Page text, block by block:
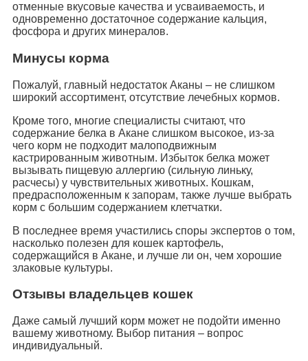
отменные вкусовые качества и усваиваемость, и
одновременно достаточное содержание кальция,
фосфора и других минералов.
Минусы корма
Пожалуй, главный недостаток Аканы – не слишком
широкий ассортимент, отсутствие лечебных кормов.
Кроме того, многие специалисты считают, что
содержание белка в Акане слишком высокое, из-за
чего корм не подходит малоподвижным
кастрированным животным. Избыток белка может
вызывать пищевую аллергию (сильную линьку,
расчесы) у чувствительных животных. Кошкам,
предрасположенным к запорам, также лучше выбрать
корм с большим содержанием клетчатки.
В последнее время участились споры экспертов о том,
насколько полезен для кошек картофель,
содержащийся в Акане, и лучше ли он, чем хорошие
злаковые культуры.
Отзывы владельцев кошек
Даже самый лучший корм может не подойти именно
вашему животному. Выбор питания – вопрос
индивидуальный.